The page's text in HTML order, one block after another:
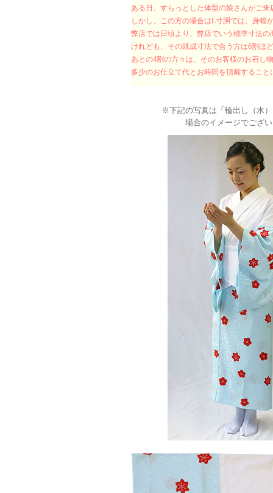
ある日、すらっとした体型の娘さんがご
しかし、この方の場合はL寸胴では、身幅
弊店では日頃より、弊店でいう標準寸法
けれども、その既成寸法で合う方は6割ほ
あとの4割の方々は、そのお客様のお召し
多少のお仕立て代とお時間を頂戴するこ
※下記の写真は「輪出し（水
場合のイメージでござ